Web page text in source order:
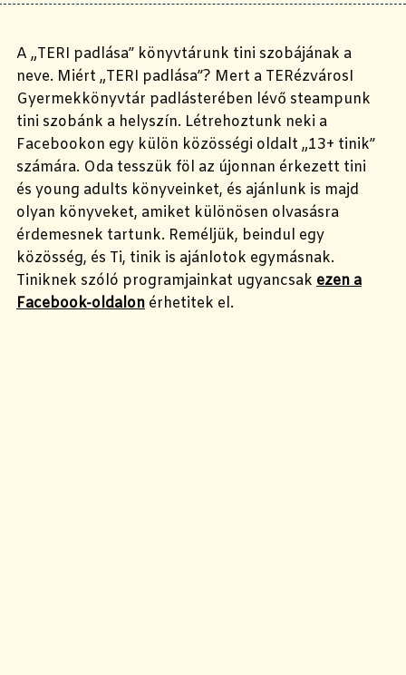
A „TERI padlása” könyvtárunk tini szobájának a
neve. Miért „TERI padlása”? Mert a TERézvárosI
Gyermekkönyvtár padlásterében lévő steampunk
tini szobánk a helyszín. Létrehoztunk neki a
Facebookon egy külön közösségi oldalt „13+ tinik”
számára. Oda tesszük föl az újonnan érkezett tini
és young adults könyveinket, és ajánlunk is majd
olyan könyveket, amiket különösen olvasásra
érdemesnek tartunk. Reméljük, beindul egy
közösség, és Ti, tinik is ajánlotok egymásnak.
Tiniknek szóló programjainkat ugyancsak ezen a
Facebook-oldalon érhetitek el.